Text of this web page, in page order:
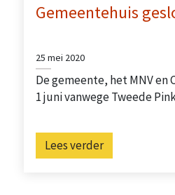
Gemeentehuis
25 mei 2020
De gemeente, het MNV en
1 juni vanwege Tweede
Lees verder